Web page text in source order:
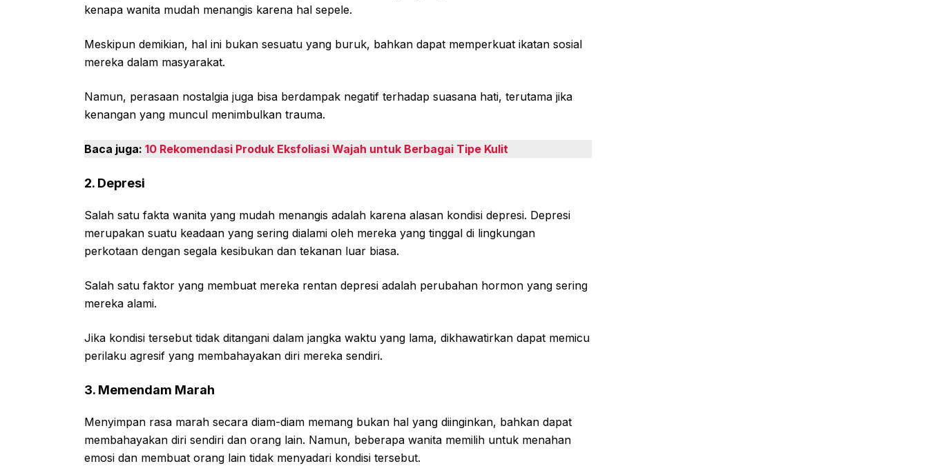
kenapa wanita mudah menangis karena hal sepele.
Meskipun demikian, hal ini bukan sesuatu yang buruk, bahkan dapat memperkuat ikatan sosial
mereka dalam masyarakat.
Namun, perasaan nostalgia juga bisa berdampak negatif terhadap suasana hati, terutama jika
kenangan yang muncul menimbulkan trauma.
Baca juga: 10 Rekomendasi Produk Eksfoliasi Wajah untuk Berbagai Tipe Kulit
2. Depresi
Salah satu fakta wanita yang mudah menangis adalah karena alasan kondisi depresi. Depresi
merupakan suatu keadaan yang sering dialami oleh mereka yang tinggal di lingkungan
perkotaan dengan segala kesibukan dan tekanan luar biasa.
Salah satu faktor yang membuat mereka rentan depresi adalah perubahan hormon yang sering
mereka alami.
Jika kondisi tersebut tidak ditangani dalam jangka waktu yang lama, dikhawatirkan dapat memicu
perilaku agresif yang membahayakan diri mereka sendiri.
3. Memendam Marah
Menyimpan rasa marah secara diam-diam memang bukan hal yang diinginkan, bahkan dapat
membahayakan diri sendiri dan orang lain. Namun, beberapa wanita memilih untuk menahan
emosi dan membuat orang lain tidak menyadari kondisi tersebut.